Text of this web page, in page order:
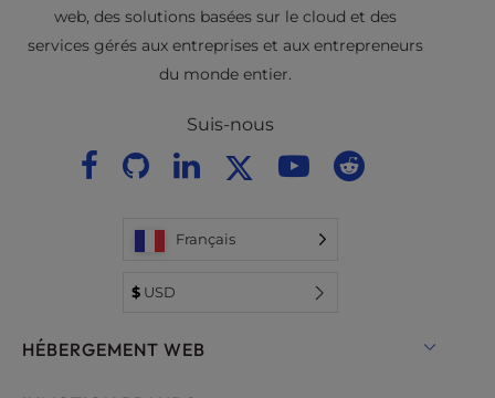
web, des solutions basées sur le cloud et des
services gérés aux entreprises et aux entrepreneurs
du monde entier.
Suis-nous
Français
$USD
HÉBERGEMENT WEB